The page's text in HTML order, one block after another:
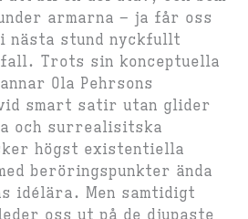
armarna – ja får oss
stund nyckfullt
Trots sin konceptuella
Ola Pehrsons
smart satir utan glider
och surrealisitska
högst existentiella
beröringspunkter ända
idélära. Men samtidigt
oss ut på de djupaste